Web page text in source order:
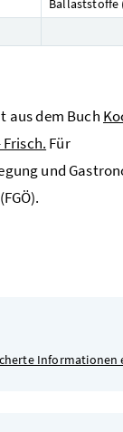
Ballaststoffe
aus dem Buch
Für
und
Informationen